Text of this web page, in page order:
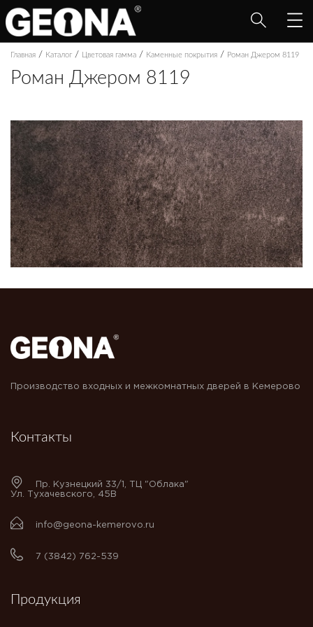
Главная / Каталог / Цветовая гамма / Каменные покрытия / Роман Джером 8119
Роман Джером 8119
Производство входных и межкомнатных дверей в Кемерово
Контакты
Пр. Кузнецкий 33/1, ТЦ "Облака"
Ул. Тухачевского, 45В
info@geona-kemerovo.ru
7 (3842) 762-539
Продукция